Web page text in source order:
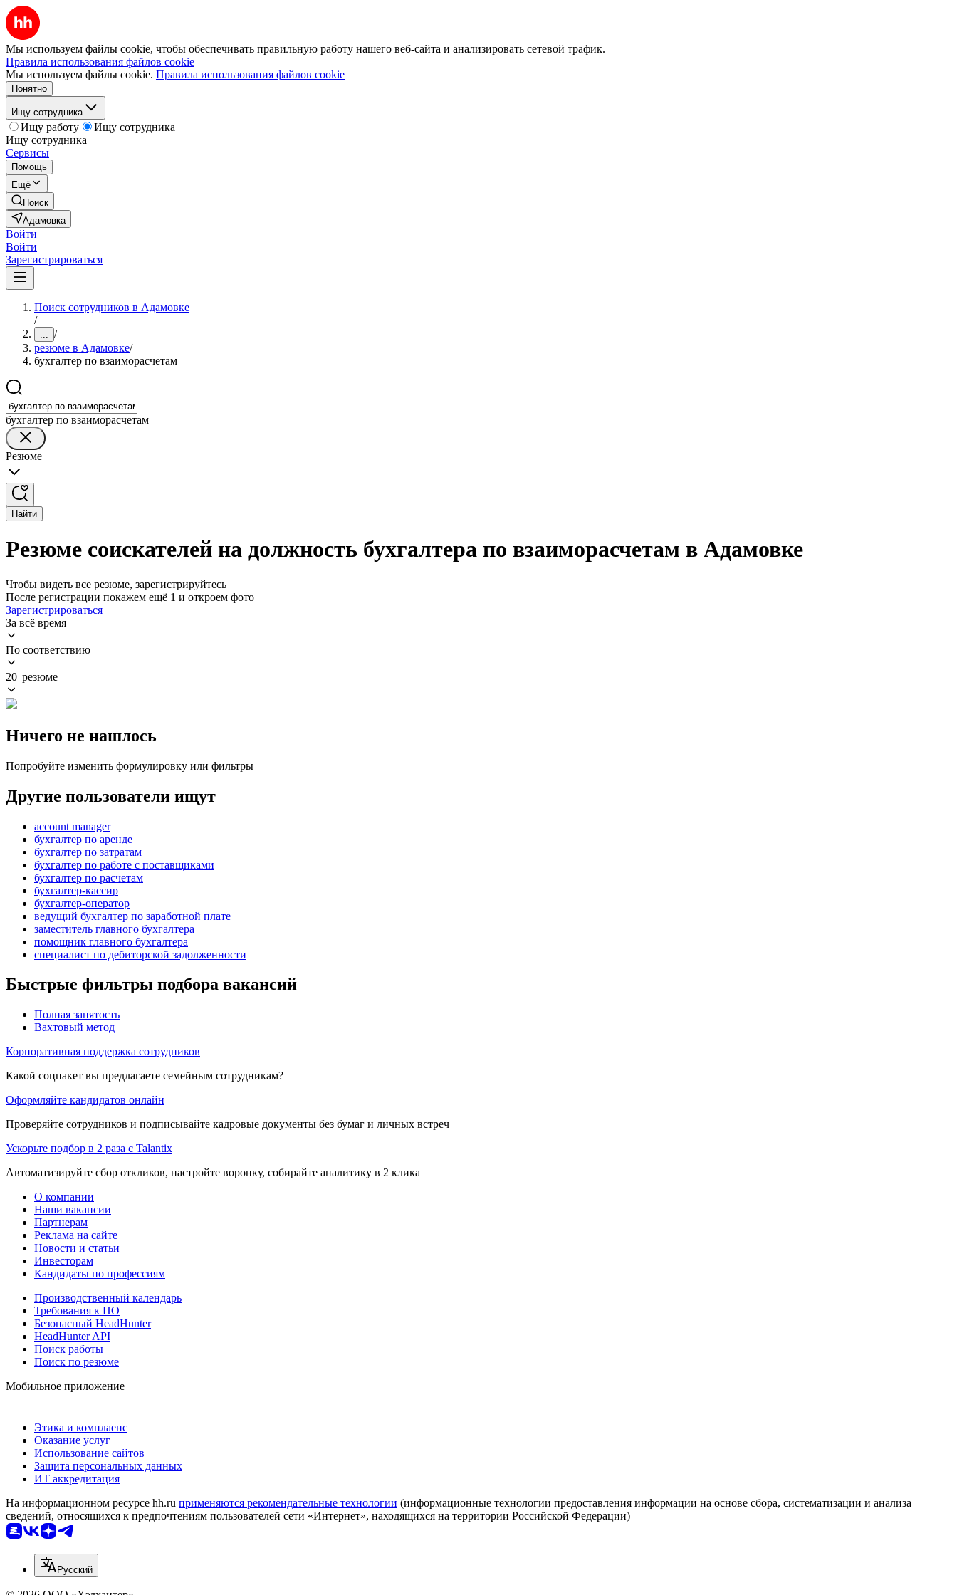
Мы используем файлы cookie, чтобы обеспечивать правильную работу нашего веб-сайта и анализировать сетевой трафик.
Правила использования файлов cookie
Мы используем файлы cookie. Правила использования файлов cookie
Понятно
Ищу сотрудника
Ищу работу
Ищу сотрудника
Ищу сотрудника
Сервисы
Помощь
Ещё
Поиск
Адамовка
Войти
Войти
Зарегистрироваться
Поиск сотрудников в Адамовке
/
... /
резюме в Адамовке/
бухгалтер по взаиморасчетам
бухгалтер по взаиморасчетам
Резюме
Найти
Резюме соискателей на должность бухгалтера по взаиморасчетам в Адамовке
Чтобы видеть все резюме, зарегистрируйтесь
После регистрации покажем ещё 1 и откроем фото
Зарегистрироваться
За всё время
По соответствию
20 резюме
Ничего не нашлось
Попробуйте изменить формулировку или фильтры
Другие пользователи ищут
account manager
бухгалтер по аренде
бухгалтер по затратам
бухгалтер по работе с поставщиками
бухгалтер по расчетам
бухгалтер-кассир
бухгалтер-оператор
ведущий бухгалтер по заработной плате
заместитель главного бухгалтера
помощник главного бухгалтера
специалист по дебиторской задолженности
Быстрые фильтры подбора вакансий
Полная занятость
Вахтовый метод
Корпоративная поддержка сотрудников
Какой соцпакет вы предлагаете семейным сотрудникам?
Оформляйте кандидатов онлайн
Проверяйте сотрудников и подписывайте кадровые документы без бумаг и личных встреч
Ускорьте подбор в 2 раза с Talantix
Автоматизируйте сбор откликов, настройте воронку, собирайте аналитику в 2 клика
О компании
Наши вакансии
Партнерам
Реклама на сайте
Новости и статьи
Инвесторам
Кандидаты по профессиям
Производственный календарь
Требования к ПО
Безопасный HeadHunter
HeadHunter API
Поиск работы
Поиск по резюме
Мобильное приложение
Этика и комплаенс
Оказание услуг
Использование сайтов
Защита персональных данных
ИТ аккредитация
На информационном ресурсе hh.ru применяются рекомендательные технологии (информационные технологии предоставления информации на основе сбора, систематизации и анализа
сведений, относящихся к предпочтениям пользователей сети «Интернет», находящихся на территории Российской Федерации)
Русский